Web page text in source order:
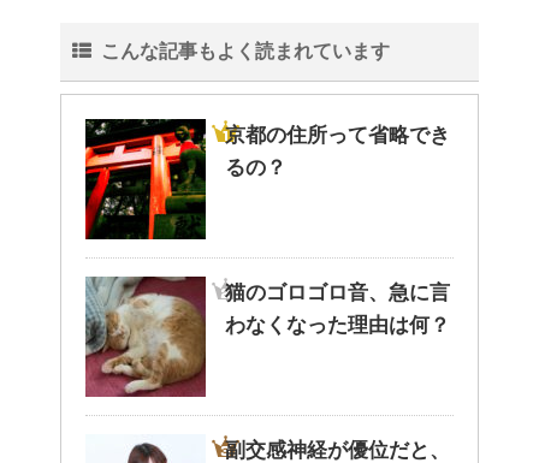
こんな記事もよく読まれています
京都の住所って省略でき
るの？
猫のゴロゴロ音、急に言
わなくなった理由は何？
副交感神経が優位だと、